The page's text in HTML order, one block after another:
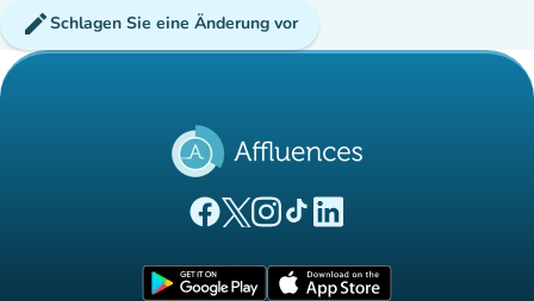
editSchlagen Sie eine Änderung vor
(new tab)
(new tab)
(new tab)(new tab)
(new tab)